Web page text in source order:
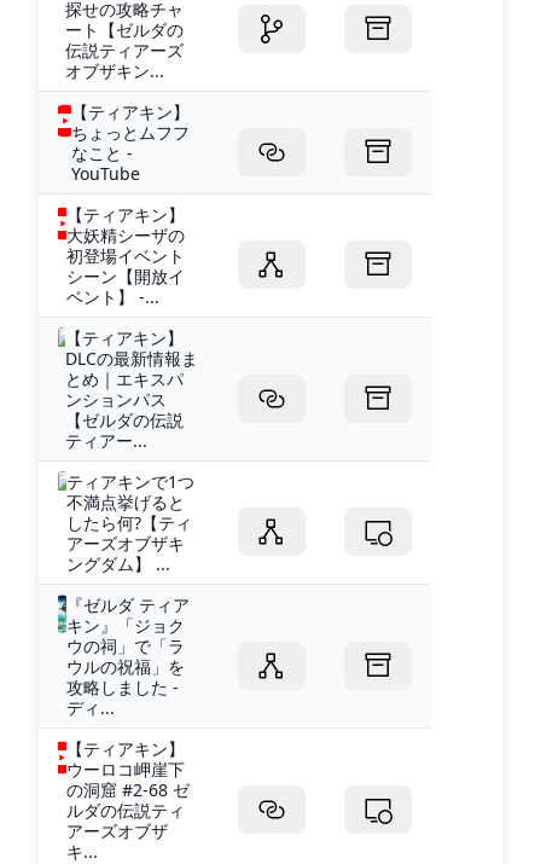
探せの攻略チャ
ート【ゼルダの
伝説ティアーズ
オブザキン...
【ティアキン】
ちょっとムフフ
なこと -
YouTube
【ティアキン】
大妖精シーザの
初登場イベント
シーン【開放イ
ベント】 -...
【ティアキン】
DLCの最新情報ま
とめ｜エキスパ
ンションパス
【ゼルダの伝説
ティアー...
ティアキンで1つ
不満点挙げると
したら何?【ティ
アーズオブザキ
ングダム】 ...
『ゼルダ ティア
キン』「ジョク
ウの祠」で「ラ
ウルの祝福」を
攻略しました -
ディ...
【ティアキン】
ウーロコ岬崖下
の洞窟 #2-68 ゼ
ルダの伝説ティ
アーズオブザ
キ...